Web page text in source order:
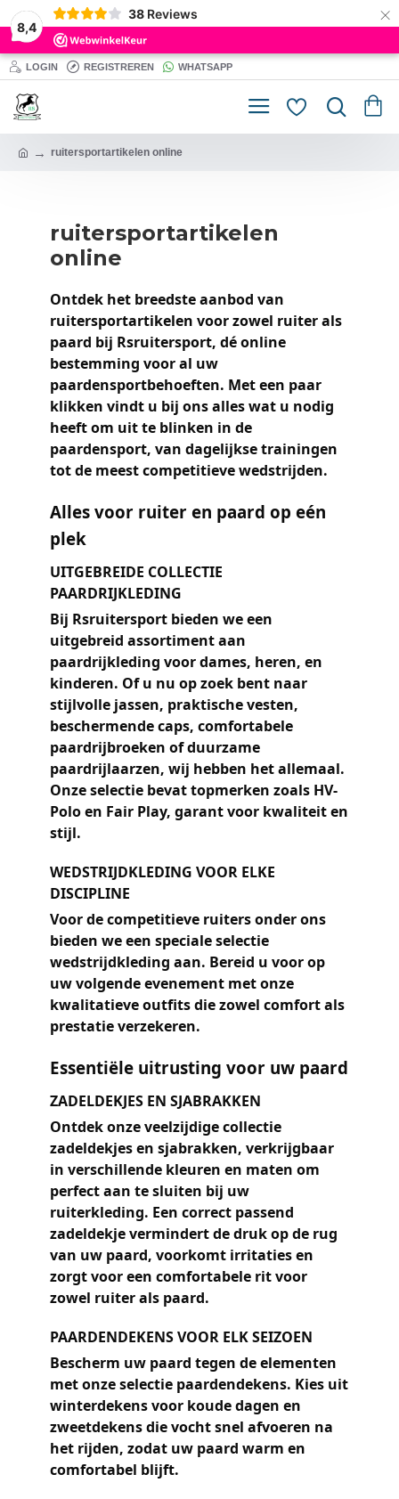
8,4
38 Reviews ×
LOGIN REGISTREREN WHATSAPP
ruitersportartikelen online
ruitersportartikelen
online
Ontdek het breedste aanbod van
ruitersportartikelen voor zowel ruiter als
paard bij Rsruitersport, dé online
bestemming voor al uw
paardensportbehoeften. Met een paar
klikken vindt u bij ons alles wat u nodig
heeft om uit te blinken in de
paardensport, van dagelijkse trainingen
tot de meest competitieve wedstrijden.
Alles voor ruiter en paard op eén
plek
UITGEBREIDE COLLECTIE
PAARDRIJKLEDING
Bij Rsruitersport bieden we een
uitgebreid assortiment aan
paardrijkleding voor dames, heren, en
kinderen. Of u nu op zoek bent naar
stijlvolle jassen, praktische vesten,
beschermende caps, comfortabele
paardrijbroeken of duurzame
paardrijlaarzen, wij hebben het allemaal.
Onze selectie bevat topmerken zoals HV-
Polo en Fair Play, garant voor kwaliteit en
stijl.
WEDSTRIJDKLEDING VOOR ELKE
DISCIPLINE
Voor de competitieve ruiters onder ons
bieden we een speciale selectie
wedstrijdkleding aan. Bereid u voor op
uw volgende evenement met onze
kwalitatieve outfits die zowel comfort als
prestatie verzekeren.
Essentiële uitrusting voor uw paard
ZADELDEKJES EN SJABRAKKEN
Ontdek onze veelzijdige collectie
zadeldekjes en sjabrakken, verkrijgbaar
in verschillende kleuren en maten om
perfect aan te sluiten bij uw
ruiterkleding. Een correct passend
zadeldekje vermindert de druk op de rug
van uw paard, voorkomt irritaties en
zorgt voor een comfortabele rit voor
zowel ruiter als paard.
PAARDENDEKENS VOOR ELK SEIZOEN
Bescherm uw paard tegen de elementen
met onze selectie paardendekens. Kies uit
winterdekens voor koude dagen en
zweetdekens die vocht snel afvoeren na
het rijden, zodat uw paard warm en
comfortabel blijft.